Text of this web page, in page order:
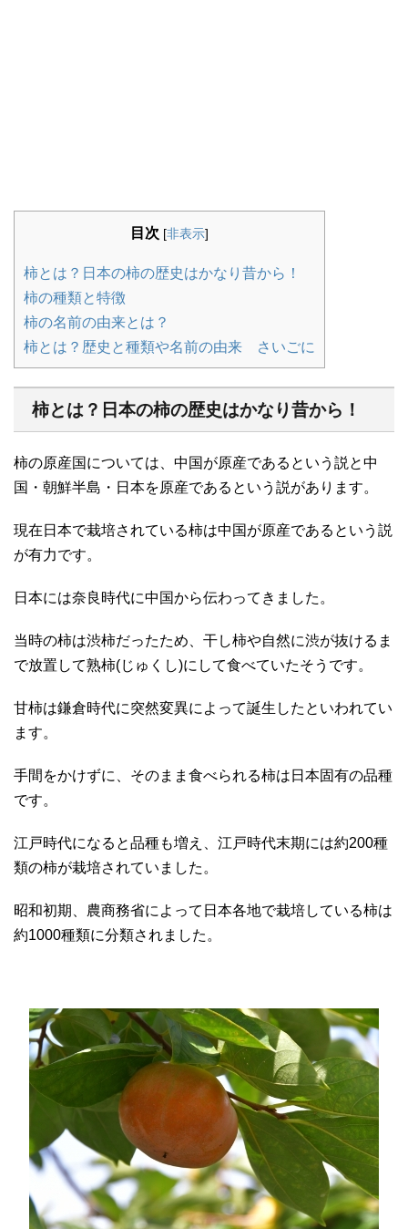
目次 [非表示]
柿とは？日本の柿の歴史はかなり昔から！
柿の種類と特徴
柿の名前の由来とは？
柿とは？歴史と種類や名前の由来 さいごに
柿とは？日本の柿の歴史はかなり昔から！
柿の原産国については、中国が原産であるという説と中
国・朝鮮半島・日本を原産であるという説があります。
現在日本で栽培されている柿は中国が原産であるという説
が有力です。
日本には奈良時代に中国から伝わってきました。
当時の柿は渋柿だったため、干し柿や自然に渋が抜けるま
で放置して熟柿(じゅくし)にして食べていたそうです。
甘柿は鎌倉時代に突然変異によって誕生したといわれてい
ます。
手間をかけずに、そのまま食べられる柿は日本固有の品種
です。
江戸時代になると品種も増え、江戸時代末期には約200種
類の柿が栽培されていました。
昭和初期、農商務省によって日本各地で栽培している柿は
約1000種類に分類されました。